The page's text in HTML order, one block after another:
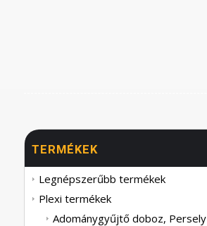
TERMÉKEK
Legnépszerűbb termékek
Plexi termékek
Adománygyűjtő doboz, Persely